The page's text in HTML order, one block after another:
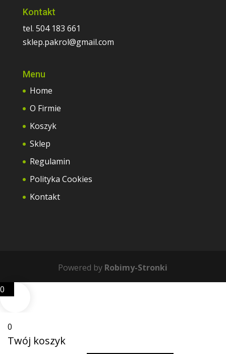
Kontakt
tel. 504 183 661
sklep.pakrol@gmail.com
Menu
Home
O Firmie
Koszyk
Sklep
Regulamin
Polityka Cookies
Kontakt
Powered by Robimy-Stronki
0
0
Twój koszyk